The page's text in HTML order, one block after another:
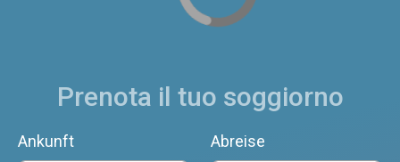
Prenota il tuo soggiorno
Ankunft Abreise